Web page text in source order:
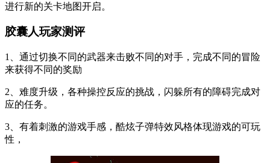
进行新的关卡地图开启。
胶囊人玩家测评
1、通过切换不同的武器来击败不同的对手，完成不同的冒险
来获得不同的奖励
2、难度升级，各种操控反应的挑战，闪躲所有的障碍完成对
应的任务。
3、有着刺激的游戏手感，酷炫子弹特效风格体现游戏的可玩
性，